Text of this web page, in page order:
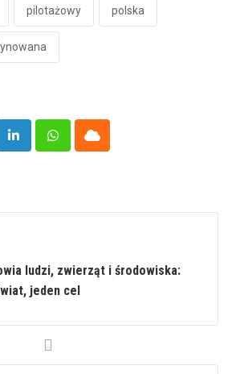
pilotażowy polska
LinkedInWhatsappCloud
ludzi, zwierząt i środowiska:
jeden cel